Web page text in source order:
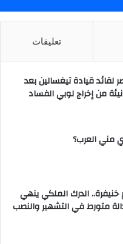
تعليقات
لقائد قيادة تيغسالين بعد
من إخراج لوبي الفساد
مني العرب؟
الدرك الملكي ينهي
متورط في التشهير والنصب